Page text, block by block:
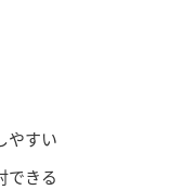
やすい
できる